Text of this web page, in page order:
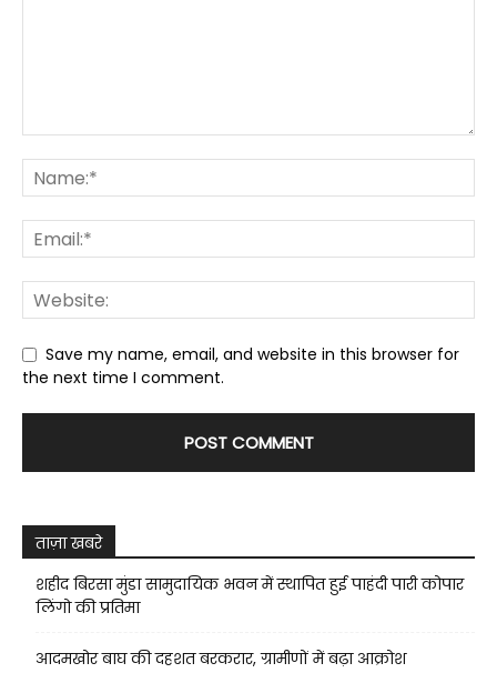
Save my name, email, and website in this browser for
the next time I comment.
ताज़ा खबरे
शहीद बिरसा मुंडा सामुदायिक भवन में स्थापित हुई पाहंदी पारी कोपार
लिंगो की प्रतिमा
आदमखोर बाघ की दहशत बरकरार, ग्रामीणों में बढ़ा आक्रोश